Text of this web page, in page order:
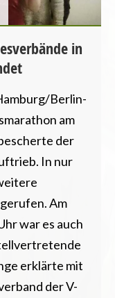
in
Berlin-
am
der
In nur
Am
war es auch
erklärte mit
der V-